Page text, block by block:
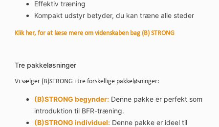
Effektiv træning
Kompakt udstyr betyder, du kan træne alle steder
Klik her, for at læse mere om videnskaben bag (B) STRONG
Tre pakkeløsninger
Vi sælger (B)STRONG i tre forskellige pakkeløsninger:
(B)STRONG begynder: Denne pakke er perfekt som
introduktion til BFR-træning.
(B)STRONG individuel: Denne pakke er ideel til